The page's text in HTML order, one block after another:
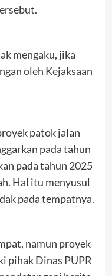
mengaku, jika
oleh Kejaksaan
patok jalan
pada tahun
pada tahun 2025
Hal itu menyusul
pada tempatnya.
namun proyek
pihak Dinas PUPR